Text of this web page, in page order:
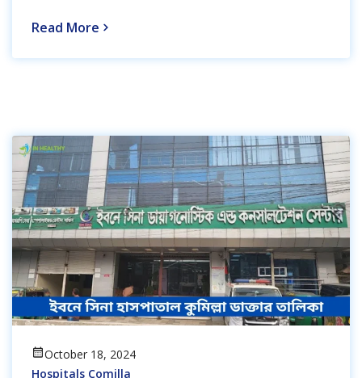
Read More
October 18, 2024
Hospitals Comilla